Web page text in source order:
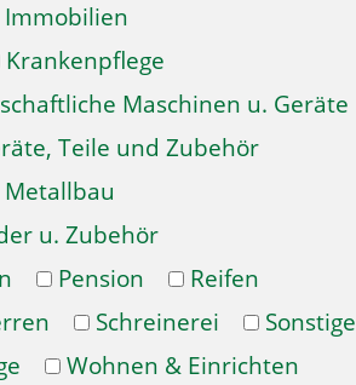
Immobilien
Krankenpflege
Maschinen u. Geräte
Teile und Zubehör
Metallbau
u. Zubehör
Pension
Reifen
Schreinerei
Sonstige
Wohnen & Einrichten